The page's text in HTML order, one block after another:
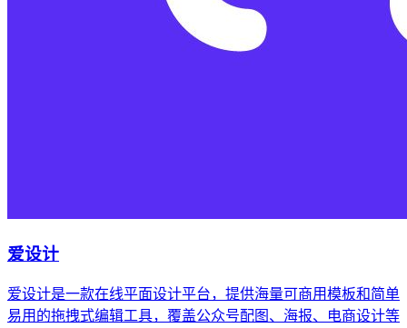
爱设计
爱设计是一款在线平面设计平台，提供海量可商用模板和简单
易用的拖拽式编辑工具，覆盖公众号配图、海报、电商设计等